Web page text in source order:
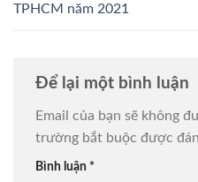
TPHCM năm 2021
Để lại một bình luận
Email của bạn sẽ không
trường bắt buộc được
Bình luận *